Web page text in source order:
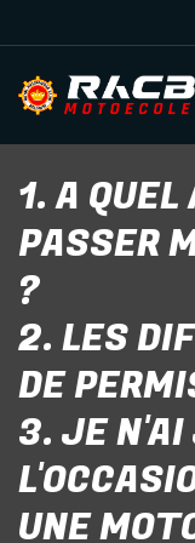
1. A
PASSER
?
Pour le permis
à l’âge de 16
Pour le permis
à partir de 18
Pour le permis
2. LES
DE
AM
Le permis de
requis pour les
3. JE
UNE